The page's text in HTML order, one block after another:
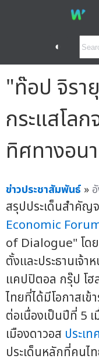
◐
"ท๊อป จิรา
กระแสโล
ทิศทางอน
ข่าวประชาสัมพันธ์ »
สรุปประเด็นสำคัญ
Economic
of Dialogue" โด
ตั้งและประธานเจ้
แคปปิตอล กรุ๊ป โ
ไทยที่ได้มีโอกาสเข้
ต่อเนื่องเป็นปีที่ 5
เมืองดาวอส ประเ
ประเด็นหลักที่คนไ